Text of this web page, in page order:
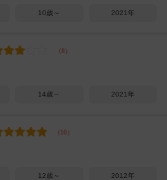
10歳～ 2021年
14歳～ 2021年
12歳～ 2012年